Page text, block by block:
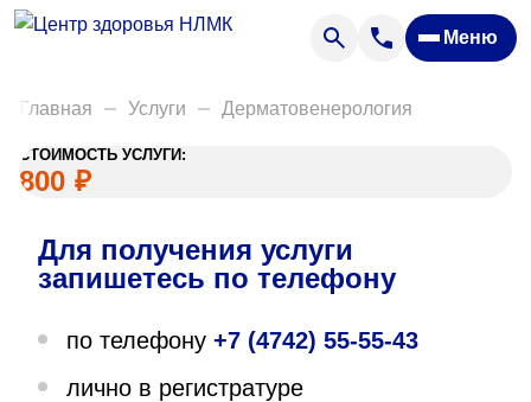
Меню
Анализы
Акции
Пациентам
Вакансии
О нас
Главная Услуги Дерматовенерология
СТОИМОСТЬ УСЛУГИ:
800 ₽
Для получения услуги
запишетесь по телефону
по телефону +7 (4742) 55-55-43
лично в регистратуре